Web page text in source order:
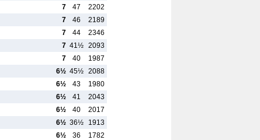
7 47
2202
7 46
2189
7 44
2346
7 41½
2093
7 40
1987
6½ 45½
2088
6½ 43
1980
6½ 41
2043
6½ 40
2017
6½ 36½
1913
6½ 36
1782